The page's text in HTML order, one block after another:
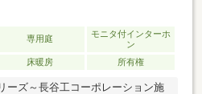
TVモニター付きインターホン有り
ィールーム、ゲストルーム、キッ
設が充実・自走式・平置駐車場１
ェルジュサービス・宅配ロッカー
可能
専用庭
モニタ付インターホ
ン
床暖房 所有権
ーズ～長谷工コーポレーション施